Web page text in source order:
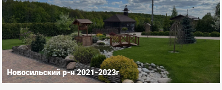
Новосильский р-н 2021-2023г